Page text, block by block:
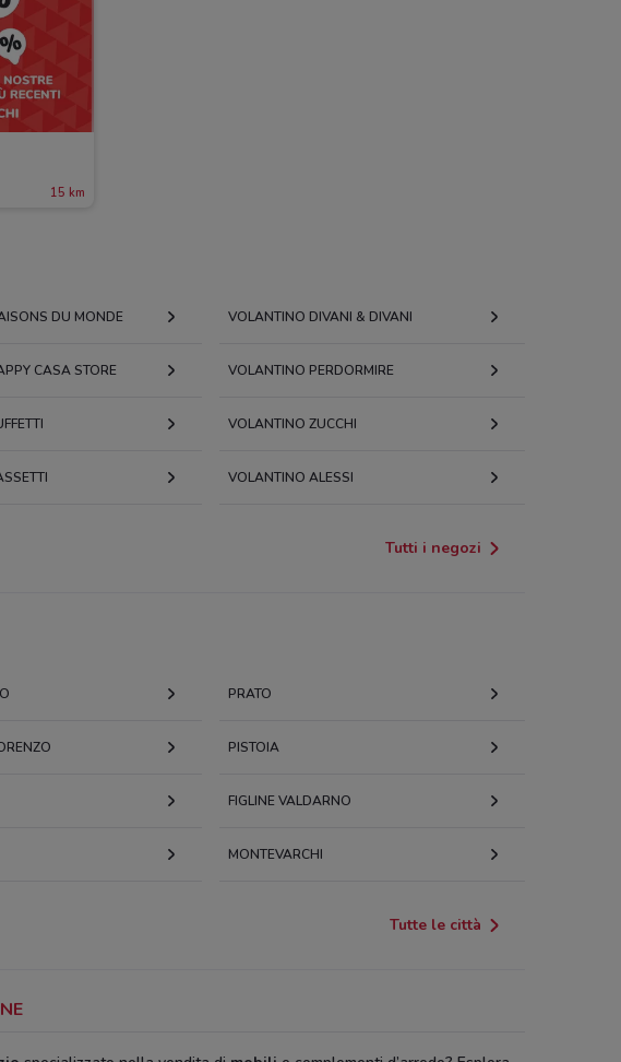
15 km
DU MONDE VOLANTINO DIVANI & DIVANI
CASA STORE VOLANTINO PERDORMIRE
VOLANTINO ZUCCHI
VOLANTINO ALESSI
Tutti i negozi
PRATO
PISTOIA
FIGLINE VALDARNO
MONTEVARCHI
Tutte le città